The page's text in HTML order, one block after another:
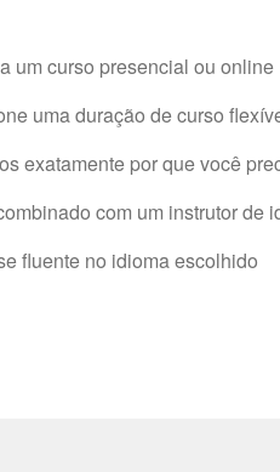
um curso presencial ou online
uma duração de curso
exatamente por que você
com um instrutor de
fluente no idioma escolhido